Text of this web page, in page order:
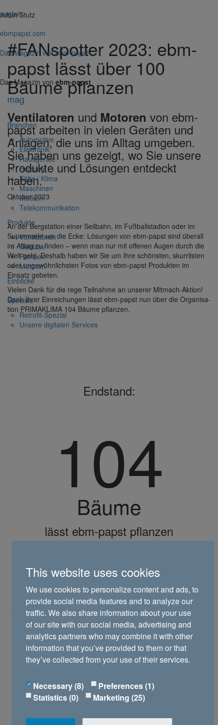
This website uses cookies
We use cookies to personalize content and ads, to
provide social media features and to analyze our
traffic. We also share information about your use
of our site with our social media, advertising and
analytics partners who may combine it with other
information that you’ve provided to them or that
they’ve collected from your use of their services.
Necessary (8)
Preferences (1)
Statistics (0)
Marketing (25)
english
ebmpapst.com
Das Magazin von ebm-papst
Das Magazin von ebm-papst
mag
Bran­chen
Auto­mo­tive
Elek­tronik
Haus­ge­räte
Heizung
Kälte / Klima
Maschinen
Medizin
Tele­kom­mu­ni­ka­tion
Produkte
Venti­la­toren
Gebläse
Pumpen
Motoren
Einblicke
Specials
Retrofit-Spezial
Unsere digi­talen Services
Stutz
#FANs­potter 2023: ebm-
papst lässt über 100
Bäume pflanzen
Venti­la­toren und Motoren von ebm-
papst arbeiten in vielen Geräten und
Anlagen, die uns im Alltag umgeben.
Sie haben uns gezeigt, wo Sie unsere
Produkte und Lösungen entdeckt
haben.
Oktober 2023
An der Berg­sta­tion einer Seil­bahn, im Fußball­sta­dion oder im
Super­markt um die Ecke: Lösungen von ebm-papst sind überall
im Alltag zu finden – wenn man nur mit offenen Augen durch die
Welt geht. Deshalb haben wir Sie um Ihre schönsten, skur­rilsten
oder unge­wöhn­lichsten Fotos von ebm-papst Produkten im
Einsatz gebeten.
Vielen Dank für die rege Teil­nahme an unserer Mitmach-Aktion!
Dank Ihrer Einrei­chungen lässt ebm-papst nun über die Orga­ni­sa­
tion PRIMAKLIMA 104 Bäume pflanzen.
Endstand:
104
Bäume
lässt ebm-papst pflanzen
#FANs­potter Galerie